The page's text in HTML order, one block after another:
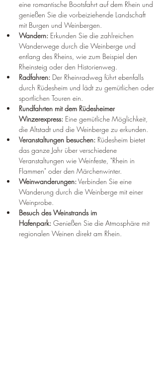
eine romantische Bootsfahrt auf dem Rhein und
genießen Sie die vorbeiziehende Landschaft
mit Burgen und Weinbergen.
Wandern: Erkunden Sie die zahlreichen
Wanderwege durch die Weinberge und
entlang des Rheins, wie zum Beispiel den
Rheinsteig oder den Historienweg.
Radfahren: Der Rheinradweg führt ebenfalls
durch Rüdesheim und lädt zu gemütlichen oder
sportlichen Touren ein.
Rundfahrten mit dem Rüdesheimer
Winzerexpress: Eine gemütliche Möglichkeit,
die Altstadt und die Weinberge zu erkunden.
Veranstaltungen besuchen: Rüdesheim bietet
das ganze Jahr über verschiedene
Veranstaltungen wie Weinfeste, "Rhein in
Flammen" oder den Märchenwinter.
Weinwanderungen: Verbinden Sie eine
Wanderung durch die Weinberge mit einer
Weinprobe.
Besuch des Weinstrands im
Hafenpark: Genießen Sie die Atmosphäre mit
regionalen Weinen direkt am Rhein.